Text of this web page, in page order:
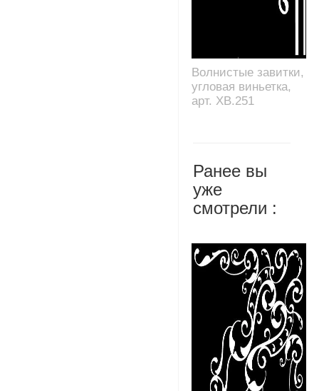
Волнистые завитки,
угловая виньетка,
арт. XB.251
Ранее вы
уже
смотрели :